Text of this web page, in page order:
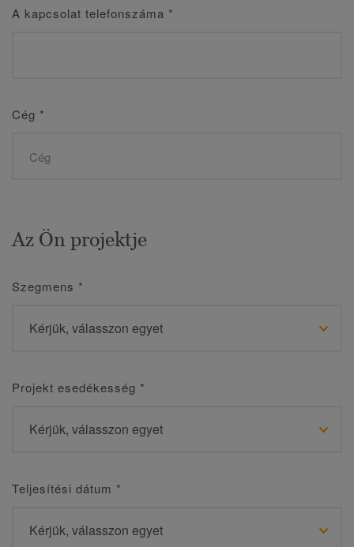
A kapcsolat telefonszáma *
Cég *
Az Ön projektje
Szegmens *
Projekt esedékesség *
Teljesítési dátum *